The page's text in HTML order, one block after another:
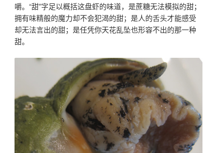
嚼。“甜”字足以概括这盘虾的味道，是蔗糖无法模拟的甜；
拥有味精般的魔力却不会犯渴的甜；是人的舌头才能感受
却无法言出的甜；是任凭你天花乱坠也形容不出的那一种
甜。